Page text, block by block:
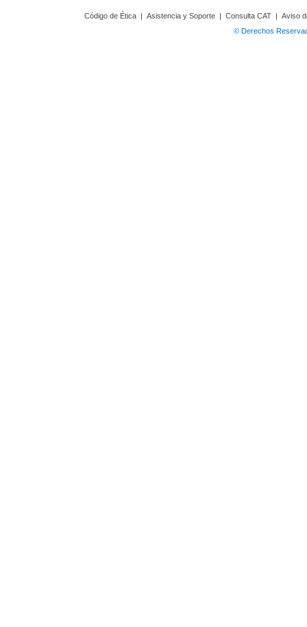
Código de Ética | Asistencia y Soporte | Consulta CAT | Aviso
© Derechos